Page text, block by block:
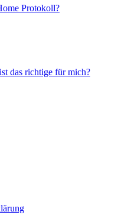
Protokoll?
das richtige für mich?